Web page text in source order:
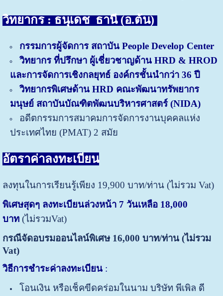
วิทยากร : ธนุเดช ธานี (อ.ต้น)
กรรมการผู้จัดการ สถาบัน People Develop Center
วิทยากร ที่ปรึกษา ผู้เชี่ยวชาญด้าน HRD & HROD
และการจัดการเชิงกลยุทธ์ องค์กรชั้นนำกว่า 36 ปี
วิทยากรพิเศษด้าน HRD คณะพัฒนาทรัพยากร
มนุษย์ สถาบันบัณฑิตพัฒนบริหารศาสตร์ (NIDA)
อดีตกรรมการสมาคมการจัดการงานบุคคลแห่ง
ประเทศไทย (PMAT) 2 สมัย
อัตราค่าลงทะเบียน
ลงทุนในการเรียนรู้เพียง 19,900 บาท/ท่าน (ไม่รวม Vat)
พิเศษสุดๆ ลงทะเบียนล่วงหน้า 7 วันเหลือ 18,000
บาท(ไม่รวมVat)
กรณีจัดอบรมออนไลน์พิเศษ 16,000 บาท/ท่าน (ไม่รวม
Vat)
วิธีการชำระค่าลงทะเบียน:
โอนเงิน หรือเช็คขีดคร่อมในนาม บริษัท พีเพิล ดี